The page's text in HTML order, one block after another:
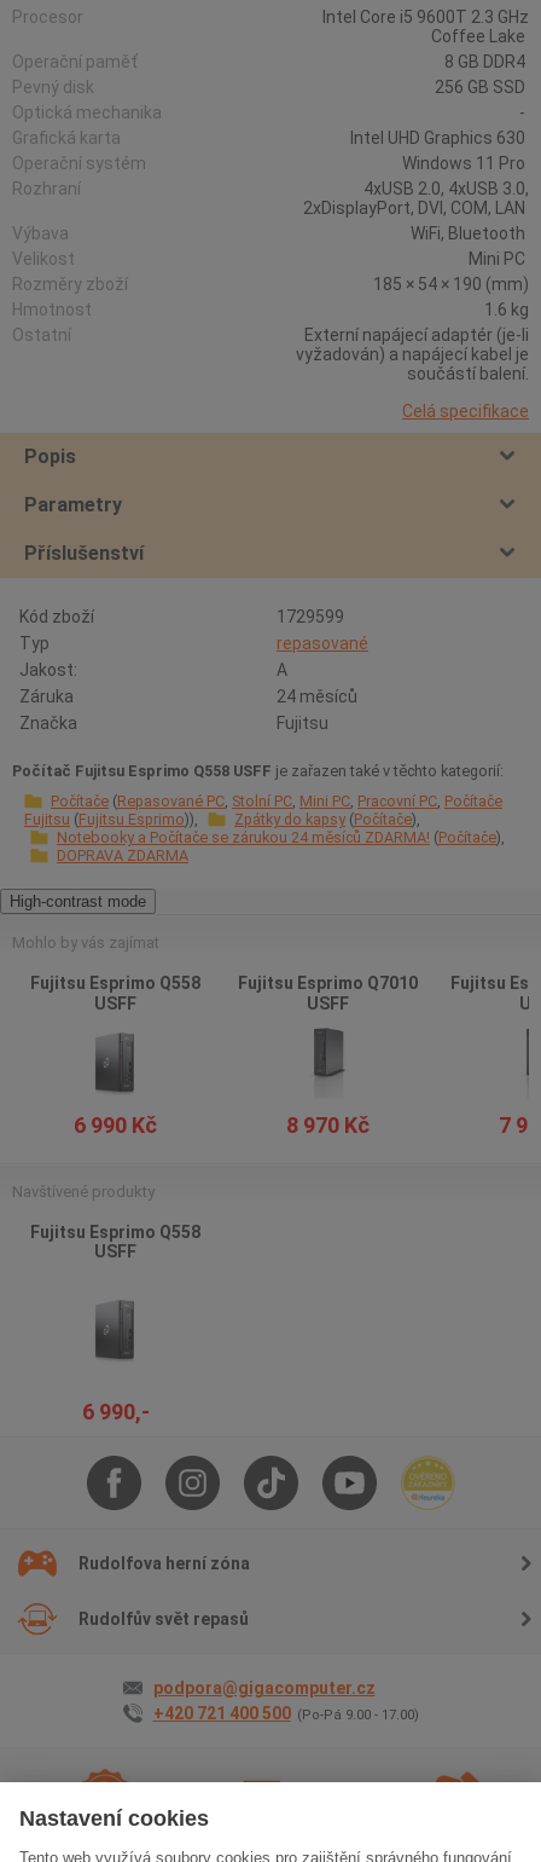
Nastavení cookies
Tento web využívá soubory cookies pro zajištění správného fungování
Procesor
Intel Core i5 9600T 2.3 GHz
Coffee Lake
Operační paměť
8 GB DDR4
Pevný disk
256 GB SSD
Optická mechanika
-
Grafická karta
Intel UHD Graphics 630
Operační systém
Windows 11 Pro
Rozhraní
4xUSB 2.0, 4xUSB 3.0,
2xDisplayPort, DVI, COM, LAN
Výbava
WiFi, Bluetooth
Velikost
Mini PC
Rozměry zboží
185 × 54 × 190 (mm)
Hmotnost
1.6 kg
Ostatní
Externí napájecí adaptér (je-li
vyžadován) a napájecí kabel je
součástí balení.
Celá specifikace
Popis
Parametry
Příslušenství
Kód zboží
1729599
Typ
repasované
Jakost:
A
Záruka
24 měsíců
Značka
Fujitsu
Počítač Fujitsu Esprimo Q558 USFF je zařazen také v těchto kategorií:
Počítače Repasované PC Stolní PC Mini PC Pracovní PC Počítače
Fujitsu Fujitsu Esprimo Zpátky do kapsy Počítače
Notebooky a Počítače se zárukou 24 měsíců ZDARMA! Počítače
DOPRAVA ZDARMA
High-contrast mode
Mohlo by vás zajímat
Fujitsu Esprimo Q558
USFF
6 990 Kč
Fujitsu Esprimo Q7010
USFF
8 970 Kč
Fujitsu
7
Navštívené produkty
Fujitsu Esprimo Q558
USFF
6 990,-
Rudolfova herní zóna
Rudolfův svět repasů
podpora@gigacomputer.cz
+420 721 400 500 (Po-Pá 9.00 - 17.00)